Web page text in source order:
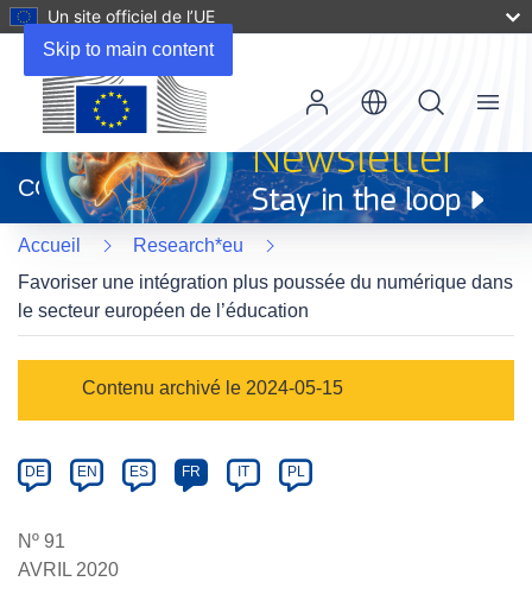
Skip to main content
Un site officiel de l’UE
dans
une
nouvelle
fenêtre)
CORDIS
Menu
Accueil
Research*eu
Favoriser une intégration plus poussée du numérique dans
le secteur européen de l’éducation
Category
Contenu archivé le 2024-05-15
Article
available
the
following
DE EN ES FR IT PL
Nº 91
AVRIL 2020